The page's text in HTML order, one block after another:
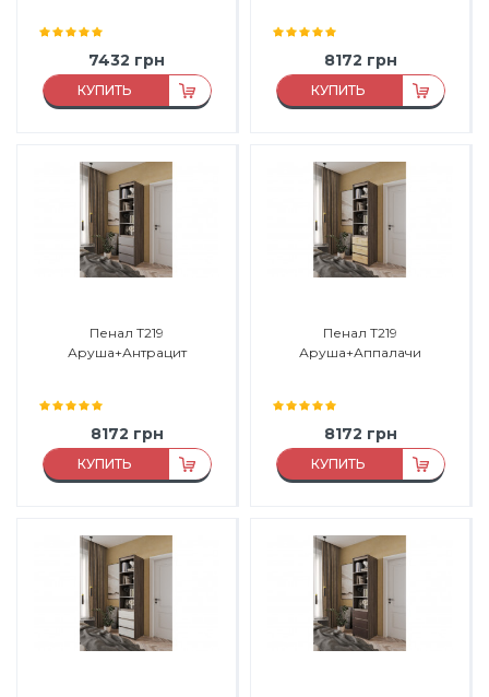
7432 грн
КУПИТЬ
Материал каркаса:
Материал фасада: ДСП
Производитель: Морели
8172 грн
КУПИТЬ
Материал каркаса:
Материал фасада: ДСП
Производитель: Морели
Пенал Т219
Аруша+Антрацит
8172 грн
КУПИТЬ
Материал каркаса:
Материал фасада: ДСП
Производитель: Морели
Пенал Т219
Аруша+Аппалачи
8172 грн
КУПИТЬ
Материал каркаса:
Материал фасада: ДСП
Производитель: Морели